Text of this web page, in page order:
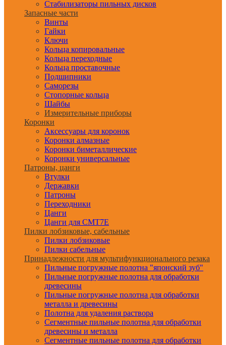
Стабилизаторы пильных дисков
Запасные части
Винты
Гайки
Ключи
Кольца копировальные
Кольца переходные
Кольца проставочные
Подшипники
Саморезы
Стопорные кольца
Шайбы
Измерительные приборы
Коронки
Аксессуары для коронок
Коронки алмазные
Коронки биметаллические
Коронки универсальные
Патроны, цанги
Втулки
Державки
Патроны
Переходники
Цанги
Цанги для CMT7E
Пилки лобзиковые, сабельные
Пилки лобзиковые
Пилки сабельные
Принадлежности для мультифункционального резака
Пильные погружные полотна "японский зуб"
Пильные погружные полотна для обработки
древесины
Пильные погружные полотна для обработки
металла и древесины
Полотна для удаления раствора
Сегментные пильные полотна для обработки
древесины и металла
Сегментные пильные полотна для обработки